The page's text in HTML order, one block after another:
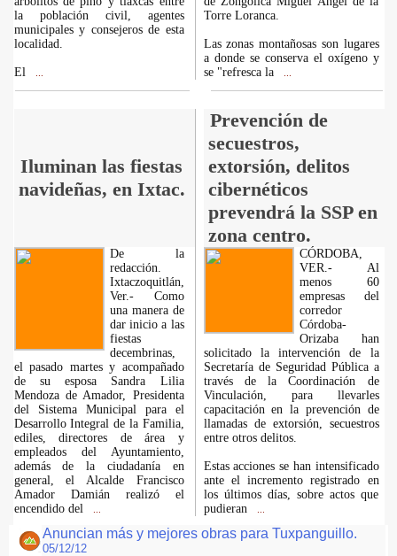
la población civil, agentes
municipales y consejeros de esta
localidad.
El
Torre Loranca.
Las zonas montañosas son lugares
a donde se conserva el oxígeno y
se "refresca la
Iluminan las fiestas
navideñas, en Ixtac.
Prevención de
secuestros,
extorsión, delitos
cibernéticos
prevendrá la SSP en
zona centro.
De la
redacción.
Ixtaczoquitlán,
Ver.- Como
una manera de
dar inicio a las
fiestas
decembrinas,
el pasado martes y acompañado
de su esposa Sandra Lilia
Mendoza de Amador, Presidenta
del Sistema Municipal para el
Desarrollo Integral de la Familia,
ediles, directores de área y
empleados del Ayuntamiento,
además de la ciudadanía en
general, el Alcalde Francisco
Amador Damián realizó el
encendido del
CÓRDOBA,
VER.- Al
menos 60
empresas del
corredor
Córdoba-
Orizaba han
solicitado la intervención de la
Secretaría de Seguridad Pública a
través de la Coordinación de
Vinculación, para llevarles
capacitación en la prevención de
llamadas de extorsión, secuestros
entre otros delitos.
Estas acciones se han intensificado
ante el incremento registrado en
los últimos días, sobre actos que
pudieran
Anuncian más y mejores obras para Tuxpanguillo.
05/12/12